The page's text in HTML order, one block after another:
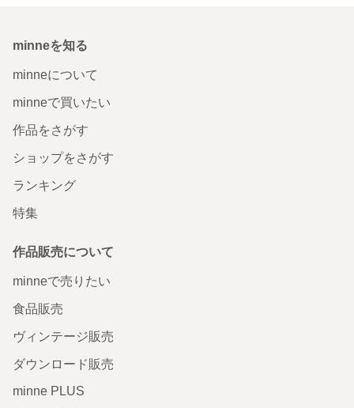
minneを知る
minneについて
minneで買いたい
作品をさがす
ショップをさがす
ランキング
特集
作品販売について
minneで売りたい
食品販売
ヴィンテージ販売
ダウンロード販売
minne PLUS